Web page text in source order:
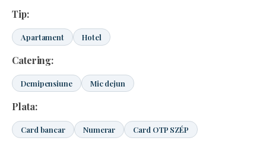
Tip:
Apartament Hotel
Catering:
Demipensiune Mic dejun
Plata:
Card bancar Numerar Card OTP SZÉP